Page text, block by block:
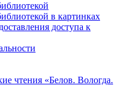
в картинках
доступа к
чтения «Белов. Вологда.